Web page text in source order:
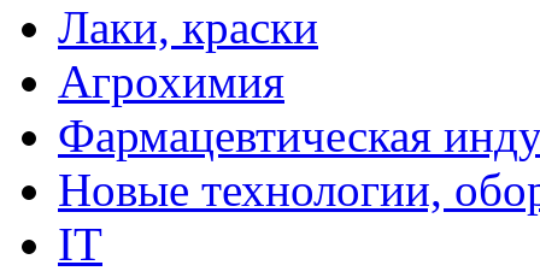
Лаки, краски
Агрохимия
Фармацевтическая
Новые технологии,
IT